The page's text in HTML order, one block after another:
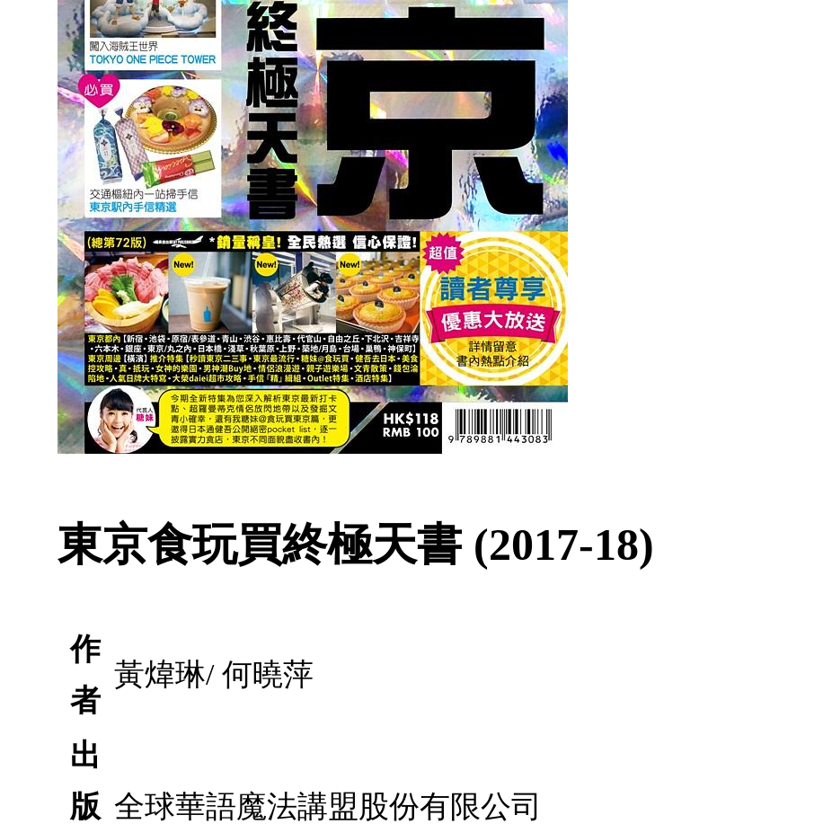
東京食玩買終極天書 (2017-18)
作
者
黃煒琳/ 何曉萍
出
版 全球華語魔法講盟股份有限公司